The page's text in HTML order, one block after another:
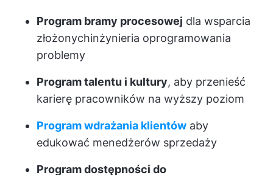
Program bramy procesowej dla wsparcia
złożonychinżynieria oprogramowania
problemy
Program talentu i kultury, aby przenieść
karierę pracowników na wyższy poziom
Program wdrażania klientów aby
edukować menedżerów sprzedaży
Program dostępności do